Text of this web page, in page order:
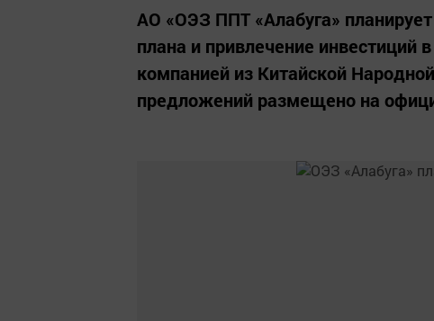
АО «ОЭЗ ППТ «Алабуга»
плана и привлечение инвестиций
компанией из Китайской
предложений размещено на